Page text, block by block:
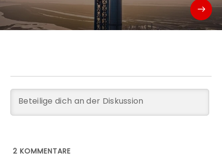
2 KOMMENTARE